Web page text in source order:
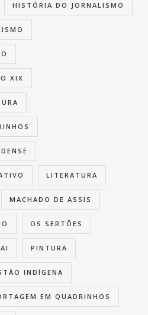
HISTÓRIA DO JORNALISMO
XIX
LITERATURA
MACHADO DE ASSIS
OS SERTÕES
PINTURA
INDÍGENA
EM QUADRINHOS